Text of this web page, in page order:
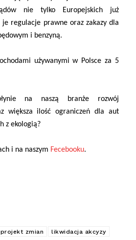
nie tylko Europejskich już
je regulacje prawne oraz zakazy dla
i benzyną.
używanymi w Polsce za 5
na naszą branże rozwój
większa ilość ograniczeń dla aut
z ekologią?
i na naszym Fecebooku.
zmian
likwidacja akcyzy